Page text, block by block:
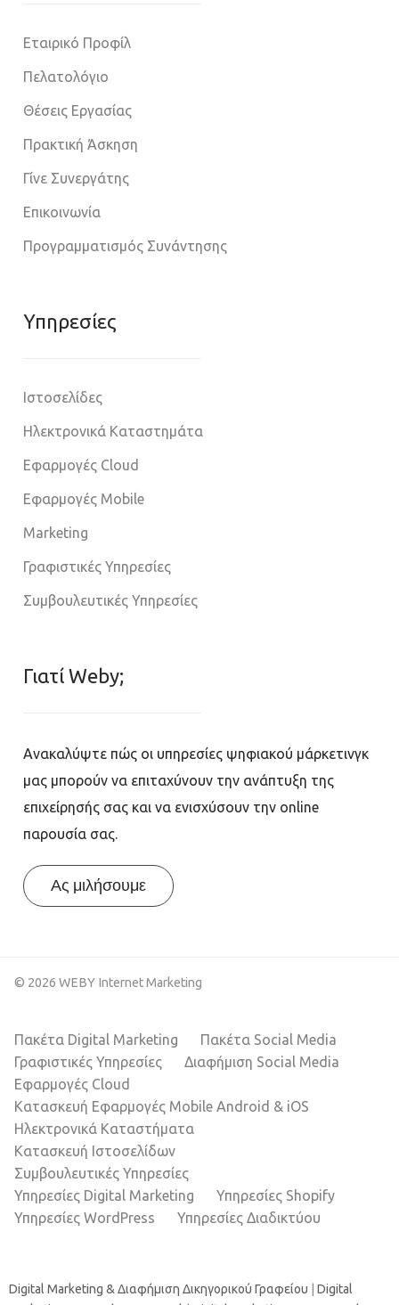
Εταιρικό Προφίλ
Πελατολόγιο
Θέσεις Εργασίας
Πρακτική Άσκηση
Γίνε Συνεργάτης
Επικοινωνία
Προγραμματισμός Συνάντησης
Υπηρεσίες
Ιστοσελίδες
Ηλεκτρονικά Καταστημάτα
Εφαρμογές Cloud
Εφαρμογές Mobile
Marketing
Γραφιστικές Υπηρεσίες
Συμβουλευτικές Υπηρεσίες
Γιατί Weby;
Ανακαλύψτε πώς οι υπηρεσίες ψηφιακού μάρκετινγκ
μας μπορούν να επιταχύνουν την ανάπτυξη της
επιχείρησής σας και να ενισχύσουν την online
παρουσία σας.
Ας μιλήσουμε
© 2026 WEBY Internet Marketing
Πακέτα Digital Marketing
Πακέτα Social Media
Γραφιστικές Υπηρεσίες
Διαφήμιση Social Media
Εφαρμογές Cloud
Κατασκευή Εφαρμογές Mobile Android & iOS
Ηλεκτρονικά Καταστήματα
Κατασκευή Ιστοσελίδων
Συμβουλευτικές Υπηρεσίες
Υπηρεσίες Digital Marketing
Υπηρεσίες Shopify
Υπηρεσίες WordPress
Υπηρεσίες Διαδικτύου
Digital Marketing & Διαφήμιση Δικηγορικού Γραφείου
Digital